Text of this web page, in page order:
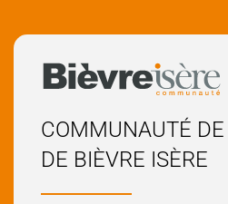
COMMUNAUTÉ
DE BIÈVRE ISÈRE